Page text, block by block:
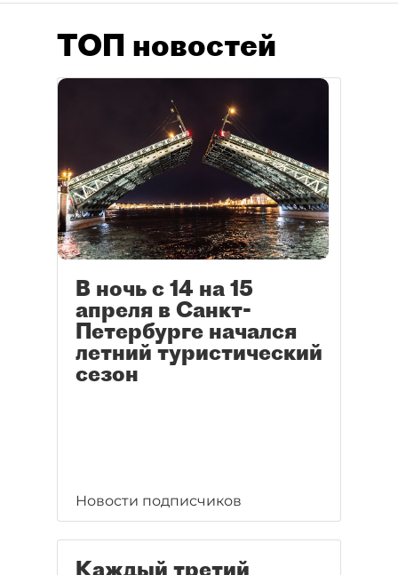
ТОП новостей
В ночь с 14 на 15
апреля в Санкт-
Петербурге начался
летний туристический
сезон
Новости подписчиков
Каждый третий